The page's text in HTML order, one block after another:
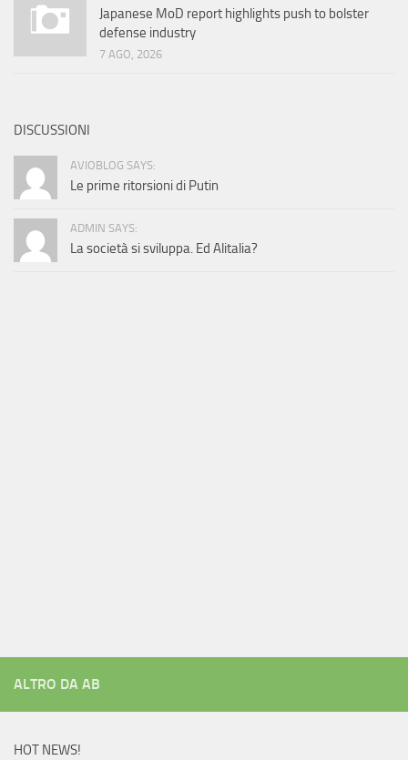
Japanese MoD report highlights push to bolster
defense industry
7 AGO, 2026
DISCUSSIONI
AVIOBLOG SAYS:
Le prime ritorsioni di Putin
ADMIN SAYS:
La società si sviluppa. Ed Alitalia?
ALTRO DA AB
HOT NEWS!